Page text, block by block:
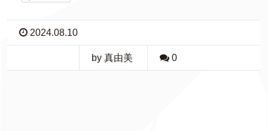
2024.08.10
by 真由美 0